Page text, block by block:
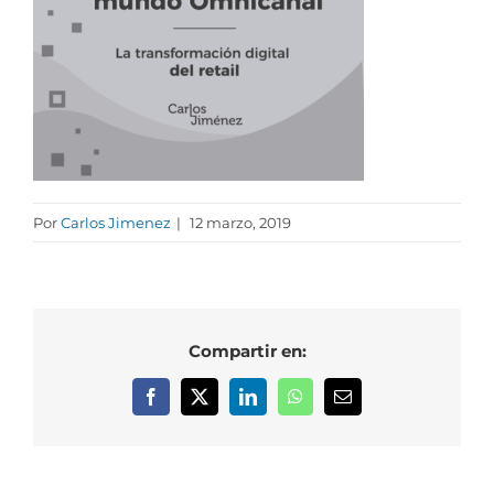
PorCarlos Jimenez | 12 marzo, 2019
Compartir en:
Facebook
X LinkedInWhatsAppCorreo